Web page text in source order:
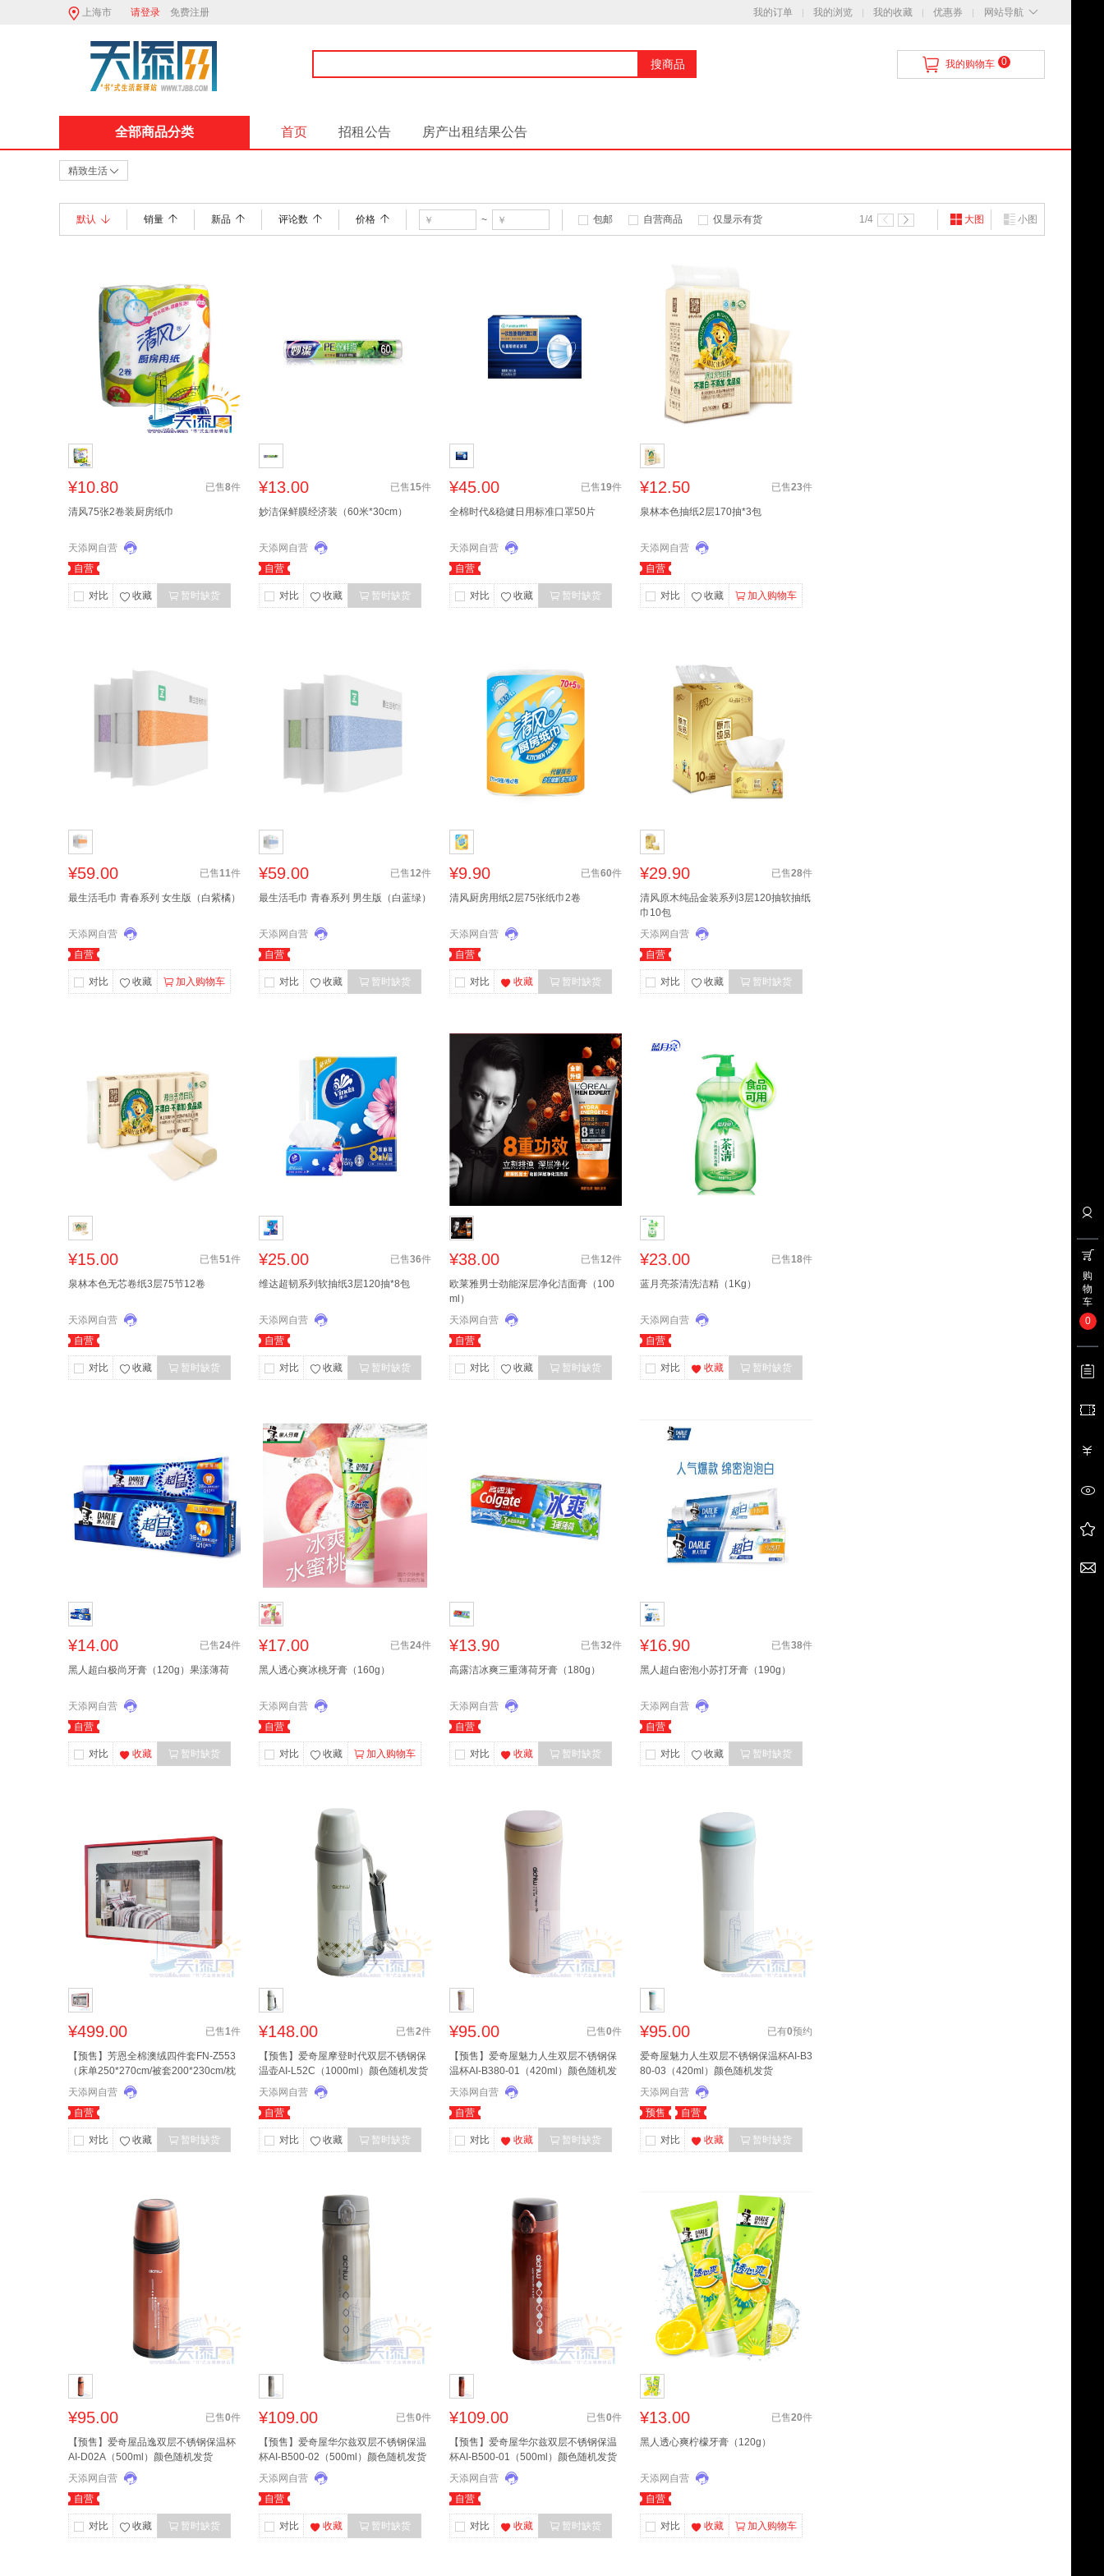
上海市 请登录 免费注册 我的订单 我的浏览 我的收藏 优惠券 网站导航
搜商品 我的购物车 0
全部商品分类 首页 招租公告 房产出租结果公告
精致生活
默认 销量 新品 评论数 价格 ~ 包邮 自营商品 仅显示有货 1/4 大图 小图
¥10.80 已售8件
清风75张2卷装厨房纸巾
天添网自营
自营
对比 收藏 暂时缺货
¥13.00 已售15件
妙洁保鲜膜经济装（60米*30cm）
天添网自营
自营
对比 收藏 暂时缺货
¥45.00 已售19件
全棉时代&稳健日用标准口罩50片
天添网自营
自营
对比 收藏 暂时缺货
¥12.50 已售23件
泉林本色抽纸2层170抽*3包
天添网自营
自营
对比 收藏 加入购物车
¥59.00 已售11件
最生活毛巾 青春系列 女生版（白紫橘）
天添网自营
自营
对比 收藏 加入购物车
¥59.00 已售12件
最生活毛巾 青春系列 男生版（白蓝绿）
天添网自营
自营
对比 收藏 暂时缺货
¥9.90 已售60件
清风厨房用纸2层75张纸巾2卷
天添网自营
自营
对比 收藏 暂时缺货
¥29.90 已售28件
清风原木纯品金装系列3层120抽软抽纸
巾10包
天添网自营
自营
对比 收藏 暂时缺货
¥15.00 已售51件
泉林本色无芯卷纸3层75节12卷
天添网自营
自营
对比 收藏 暂时缺货
¥25.00 已售36件
维达超韧系列软抽纸3层120抽*8包
天添网自营
自营
对比 收藏 暂时缺货
¥38.00 已售12件
欧莱雅男士劲能深层净化洁面膏（100
ml）
天添网自营
自营
对比 收藏 暂时缺货
¥23.00 已售18件
蓝月亮茶清洗洁精（1Kg）
天添网自营
自营
对比 收藏 暂时缺货
¥14.00 已售24件
黑人超白极尚牙膏（120g）果漾薄荷
天添网自营
自营
对比 收藏 暂时缺货
¥17.00 已售24件
黑人透心爽冰桃牙膏（160g）
天添网自营
自营
对比 收藏 加入购物车
¥13.90 已售32件
高露洁冰爽三重薄荷牙膏（180g）
天添网自营
自营
对比 收藏 暂时缺货
¥16.90 已售38件
黑人超白密泡小苏打牙膏（190g）
天添网自营
自营
对比 收藏 暂时缺货
¥499.00 已售1件
【预售】芳恩全棉澳绒四件套FN-Z553
（床单250*270cm/被套200*230cm/枕
套48*74cm） 花色随机发货，介意勿
拍！
天添网自营
自营
对比 收藏 暂时缺货
¥148.00 已售2件
【预售】爱奇屋摩登时代双层不锈钢保
温壶AI-L52C（1000ml）颜色随机发货
天添网自营
自营
对比 收藏 暂时缺货
¥95.00 已售0件
【预售】爱奇屋魅力人生双层不锈钢保
温杯AI-B380-01（420ml）颜色随机发
货
天添网自营
自营
对比 收藏 暂时缺货
¥95.00 已有0预约
爱奇屋魅力人生双层不锈钢保温杯AI-B3
80-03（420ml）颜色随机发货
天添网自营
预售
自营
对比 收藏 暂时缺货
¥95.00 已售0件
【预售】爱奇屋品逸双层不锈钢保温杯
AI-D02A（500ml）颜色随机发货
天添网自营
自营
对比 收藏 暂时缺货
¥109.00 已售0件
【预售】爱奇屋华尔兹双层不锈钢保温
杯AI-B500-02（500ml）颜色随机发货
天添网自营
自营
对比 收藏 暂时缺货
¥109.00 已售0件
【预售】爱奇屋华尔兹双层不锈钢保温
杯AI-B500-01（500ml）颜色随机发货
天添网自营
自营
对比 收藏 暂时缺货
¥13.00 已售20件
黑人透心爽柠檬牙膏（120g）
天添网自营
自营
对比 收藏 加入购物车
购
物
车
0